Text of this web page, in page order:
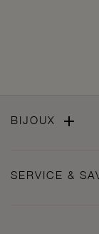
BIJOUX 
SERVICE &